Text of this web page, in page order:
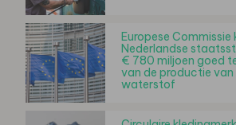
Europese Commissie
Nederlandse
€ 780 miljoen goed
van de productie van
waterstof